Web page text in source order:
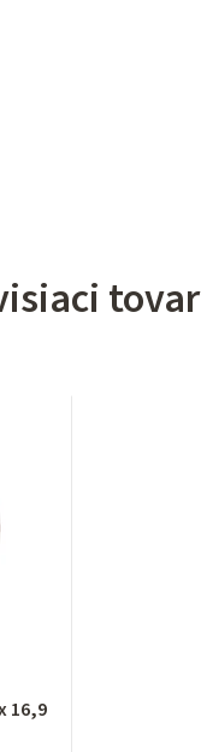
tovar
16,9